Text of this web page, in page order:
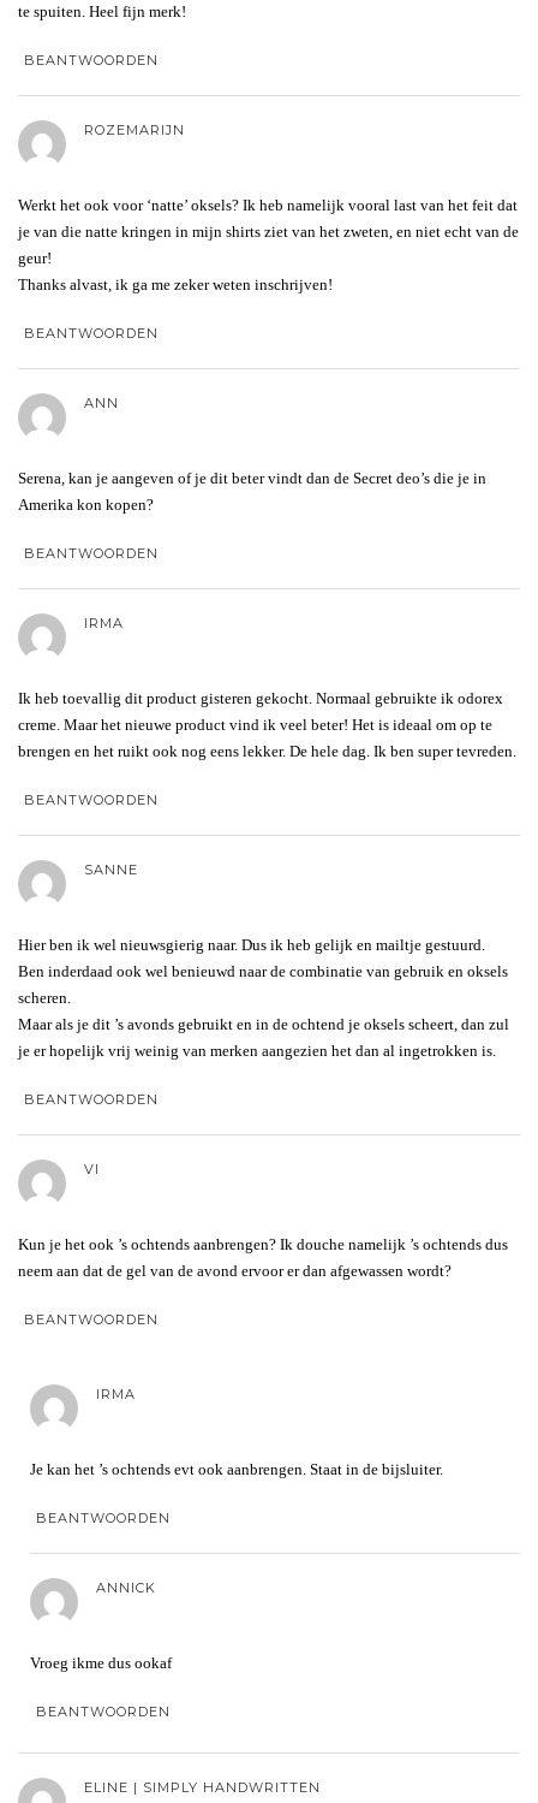
te spuiten. Heel fijn merk!
BEANTWOORDEN
ROZEMARIJN
Werkt het ook voor ‘natte’ oksels? Ik heb namelijk vooral last van het feit dat
je van die natte kringen in mijn shirts ziet van het zweten, en niet echt van de
geur!
Thanks alvast, ik ga me zeker weten inschrijven!
BEANTWOORDEN
ANN
Serena, kan je aangeven of je dit beter vindt dan de Secret deo’s die je in
Amerika kon kopen?
BEANTWOORDEN
IRMA
Ik heb toevallig dit product gisteren gekocht. Normaal gebruikte ik odorex
creme. Maar het nieuwe product vind ik veel beter! Het is ideaal om op te
brengen en het ruikt ook nog eens lekker. De hele dag. Ik ben super tevreden.
BEANTWOORDEN
SANNE
Hier ben ik wel nieuwsgierig naar. Dus ik heb gelijk en mailtje gestuurd.
Ben inderdaad ook wel benieuwd naar de combinatie van gebruik en oksels
scheren.
Maar als je dit ’s avonds gebruikt en in de ochtend je oksels scheert, dan zul
je er hopelijk vrij weinig van merken aangezien het dan al ingetrokken is.
BEANTWOORDEN
VI
Kun je het ook ’s ochtends aanbrengen? Ik douche namelijk ’s ochtends dus
neem aan dat de gel van de avond ervoor er dan afgewassen wordt?
BEANTWOORDEN
IRMA
Je kan het ’s ochtends evt ook aanbrengen. Staat in de bijsluiter.
BEANTWOORDEN
ANNICK
Vroeg ikme dus ookaf
BEANTWOORDEN
ELINE | SIMPLY HANDWRITTEN